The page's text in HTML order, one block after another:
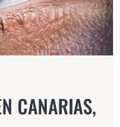
CANARIAS,